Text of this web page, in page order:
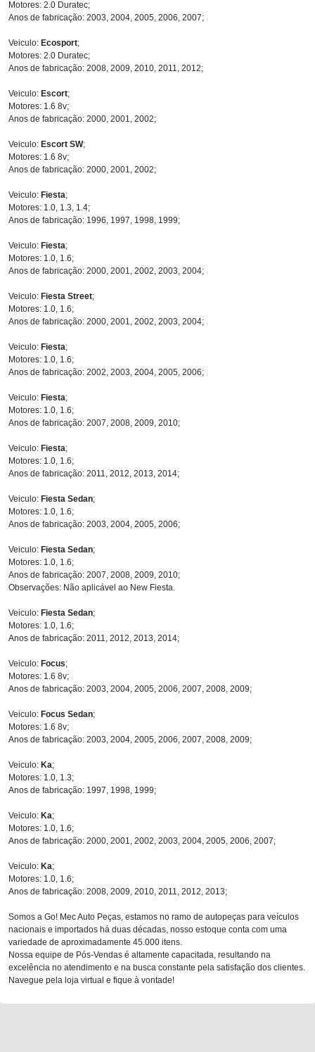
Motores: 2.0 Duratec;
Anos de fabricação: 2003, 2004, 2005, 2006, 2007;
Veiculo: Ecosport;
Motores: 2.0 Duratec;
Anos de fabricação: 2008, 2009, 2010, 2011, 2012;
Veiculo: Escort;
Motores: 1.6 8v;
Anos de fabricação: 2000, 2001, 2002;
Veiculo: Escort SW;
Motores: 1.6 8v;
Anos de fabricação: 2000, 2001, 2002;
Veiculo: Fiesta;
Motores: 1.0, 1.3, 1.4;
Anos de fabricação: 1996, 1997, 1998, 1999;
Veiculo: Fiesta;
Motores: 1.0, 1.6;
Anos de fabricação: 2000, 2001, 2002, 2003, 2004;
Veiculo: Fiesta Street;
Motores: 1.0, 1.6;
Anos de fabricação: 2000, 2001, 2002, 2003, 2004;
Veiculo: Fiesta;
Motores: 1.0, 1.6;
Anos de fabricação: 2002, 2003, 2004, 2005, 2006;
Veiculo: Fiesta;
Motores: 1.0, 1.6;
Anos de fabricação: 2007, 2008, 2009, 2010;
Veiculo: Fiesta;
Motores: 1.0, 1.6;
Anos de fabricação: 2011, 2012, 2013, 2014;
Veiculo: Fiesta Sedan;
Motores: 1.0, 1.6;
Anos de fabricação: 2003, 2004, 2005, 2006;
Veiculo: Fiesta Sedan;
Motores: 1.0, 1.6;
Anos de fabricação: 2007, 2008, 2009, 2010;
Observações: Não aplicável ao New Fiesta.
Veiculo: Fiesta Sedan;
Motores: 1.0, 1.6;
Anos de fabricação: 2011, 2012, 2013, 2014;
Veiculo: Focus;
Motores: 1.6 8v;
Anos de fabricação: 2003, 2004, 2005, 2006, 2007, 2008, 2009;
Veiculo: Focus Sedan;
Motores: 1.6 8v;
Anos de fabricação: 2003, 2004, 2005, 2006, 2007, 2008, 2009;
Veiculo: Ka;
Motores: 1.0, 1.3;
Anos de fabricação: 1997, 1998, 1999;
Veiculo: Ka;
Motores: 1.0, 1.6;
Anos de fabricação: 2000, 2001, 2002, 2003, 2004, 2005, 2006, 2007;
Veiculo: Ka;
Motores: 1.0, 1.6;
Anos de fabricação: 2008, 2009, 2010, 2011, 2012, 2013;
Somos a Go! Mec Auto Peças, estamos no ramo de autopeças para veículos
nacionais e importados há duas décadas, nosso estoque conta com uma
variedade de aproximadamente 45.000 itens.
Nossa equipe de Pós-Vendas é altamente capacitada, resultando na
excelência no atendimento e na busca constante pela satisfação dos clientes.
Navegue pela loja virtual e fique à vontade!